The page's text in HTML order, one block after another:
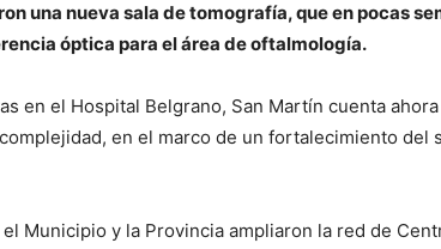
una nueva sala de tomografía, que en pocas
óptica para el área de oftalmología.
en el Hospital Belgrano, San Martín cuenta
en el marco de un fortalecimiento del
Municipio y la Provincia ampliaron la red de